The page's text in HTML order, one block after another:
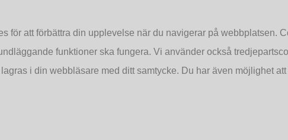
för att förbättra din upplevelse när du navigerar på
funktioner ska fungera. Vi använder också
i din webbläsare med ditt samtycke. Du har även möjlighet